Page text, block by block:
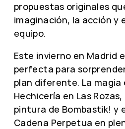
propuestas originales
imaginación, la acción y
equipo.
Este invierno en Madrid
perfecta para
plan diferente. La magia
Hechicería en Las
pintura de Bombastik! y
Cadena Perpetua en